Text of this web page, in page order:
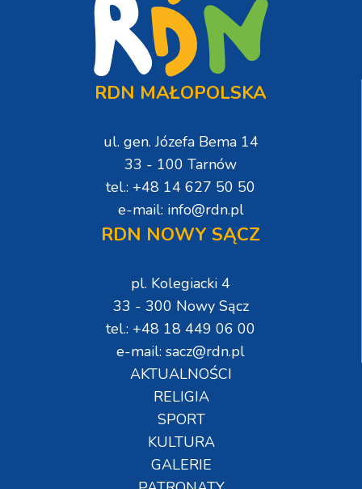
RDN MAŁOPOLSKA
ul. gen. Józefa Bema 14
33 - 100 Tarnów
tel.: +48 14 627 50 50
e-mail: info@rdn.pl
RDN NOWY SĄCZ
pl. Kolegiacki 4
33 - 300 Nowy Sącz
tel.: +48 18 449 06 00
e-mail: sacz@rdn.pl
AKTUALNOŚCI
RELIGIA
SPORT
KULTURA
GALERIE